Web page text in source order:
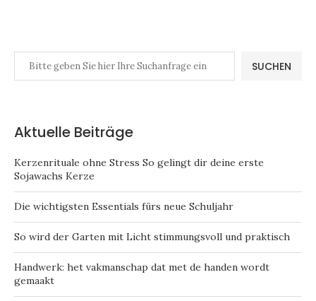
SUCHEN
Aktuelle Beiträge
Kerzenrituale ohne Stress So gelingt dir deine erste
Sojawachs Kerze
Die wichtigsten Essentials fürs neue Schuljahr
So wird der Garten mit Licht stimmungsvoll und praktisch
Handwerk: het vakmanschap dat met de handen wordt
gemaakt